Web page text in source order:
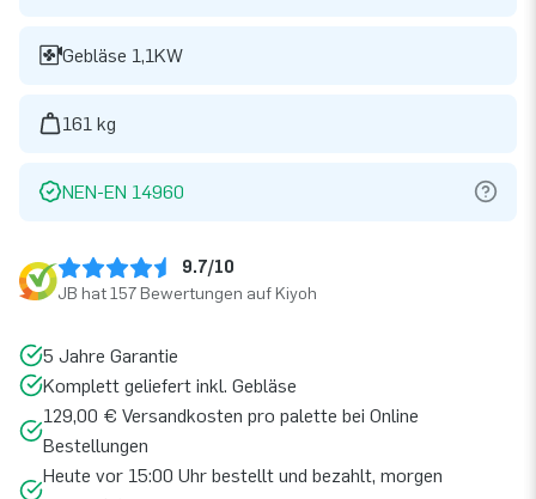
Gebläse 1,1KW
161 kg
NEN-EN 14960
9.7/10
JB hat 157 Bewertungen auf Kiyoh
5 Jahre Garantie
Komplett geliefert inkl. Gebläse
129,00 € Versandkosten pro palette bei Online
Bestellungen
Heute vor 15:00 Uhr bestellt und bezahlt, morgen